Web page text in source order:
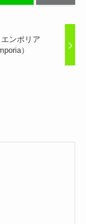
ンポリア
）